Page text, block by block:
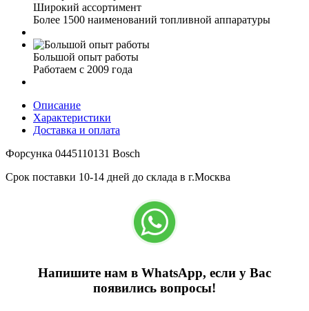
Широкий ассортимент
Более 1500 наименований топливной аппаратуры
Большой опыт работы
Работаем с 2009 года
Описание
Характеристики
Доставка и оплата
Форсунка 0445110131 Bosch
Срок поставки 10-14 дней до склада в г.Москва
Напишите нам в WhatsApp, если у Вас
появились вопросы!